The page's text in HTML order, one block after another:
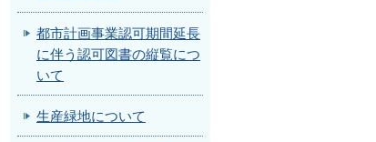
都市計画事業認可期間延長
に伴う認可図書の縦覧につ
いて
生産緑地について